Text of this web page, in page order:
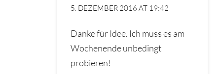
5. DEZEMBER 2016 AT 19:42
Danke für Idee. Ich muss es am
Wochenende unbedingt
probieren!